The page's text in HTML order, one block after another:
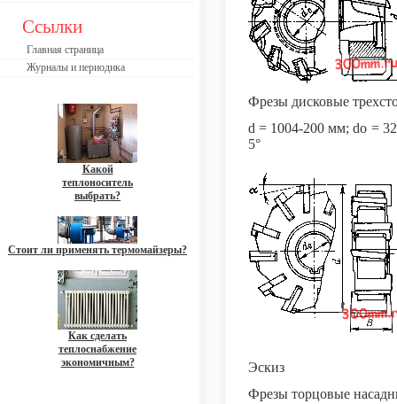
Ссылки
Главная страница
Журналы и периодика
Какой
теплоноситель
выбрать?
Стоит ли применять термомайзеры?
Как сделать
теплоснабжение
экономичным?
Фрезы дисковые
d = 1004-200 мм; do =
5°
Эскиз
Фрезы торцовые